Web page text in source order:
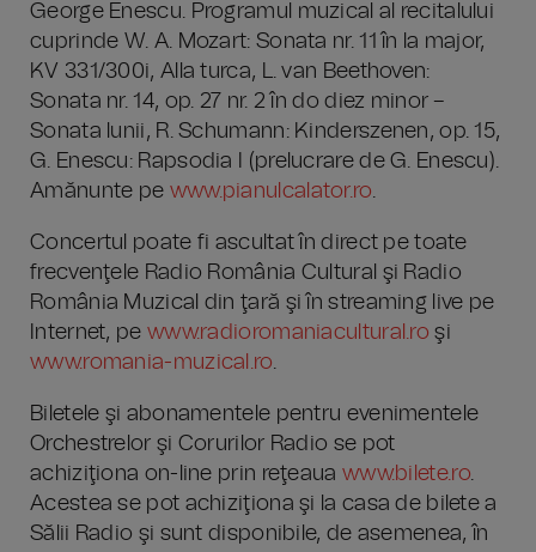
George Enescu. Programul muzical al recitalului
cuprinde W. A. Mozart: Sonata nr. 11 în la major,
KV 331/300i, Alla turca, L. van Beethoven:
Sonata nr. 14, op. 27 nr. 2 în do diez minor –
Sonata lunii, R. Schumann: Kinderszenen, op. 15,
G. Enescu: Rapsodia I (prelucrare de G. Enescu).
Amănunte pe www.pianulcalator.ro.
Concertul poate fi ascultat în direct pe toate
frecvenţele Radio România Cultural şi Radio
România Muzical din ţară şi în streaming live pe
Internet, pe www.radioromaniacultural.ro şi
www.romania-muzical.ro.
Biletele şi abonamentele pentru evenimentele
Orchestrelor şi Corurilor Radio se pot
achiziţiona on-line prin reţeaua www.bilete.ro.
Acestea se pot achiziţiona şi la casa de bilete a
Sălii Radio şi sunt disponibile, de asemenea, în